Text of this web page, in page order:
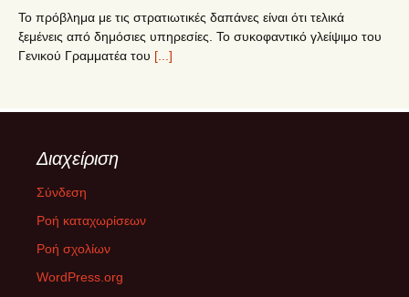
Το πρόβλημα με τις στρατιωτικές δαπάνες είναι ότι τελικά
ξεμένεις από δημόσιες υπηρεσίες. Το συκοφαντικό γλείψιμο του
Γενικού Γραμματέα του [...]
Το 5o Συνέδριο του ΣΥΡΙΖΑ-ΠΣ πραγματοποιήθηκε στις 12-15
Ιουνίου 2025 στο Δημοτικό Γυμναστήριο Περιστερίου. Η
ψηφοφορία για την εκλογή των 250
ΔΙΚΑΙΟΣΥΝΗ ΜΕΧΡΙ ΤΕΛΟΥΣ
26 Φεβρουαρίου 2025
Την Παρασκευή 28/02/2025 στην επέτειο μνήμης της τραγωδίας
Διαχείριση
Σύνδεση
Ροή καταχωρίσεων
Ροή σχολίων
WordPress.org